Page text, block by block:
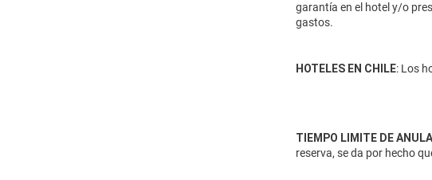
garantía en el hotel y/o
gastos.
HOTELES EN CHILE: Los
TIEMPO LIMITE DE
reserva, se da por hecho